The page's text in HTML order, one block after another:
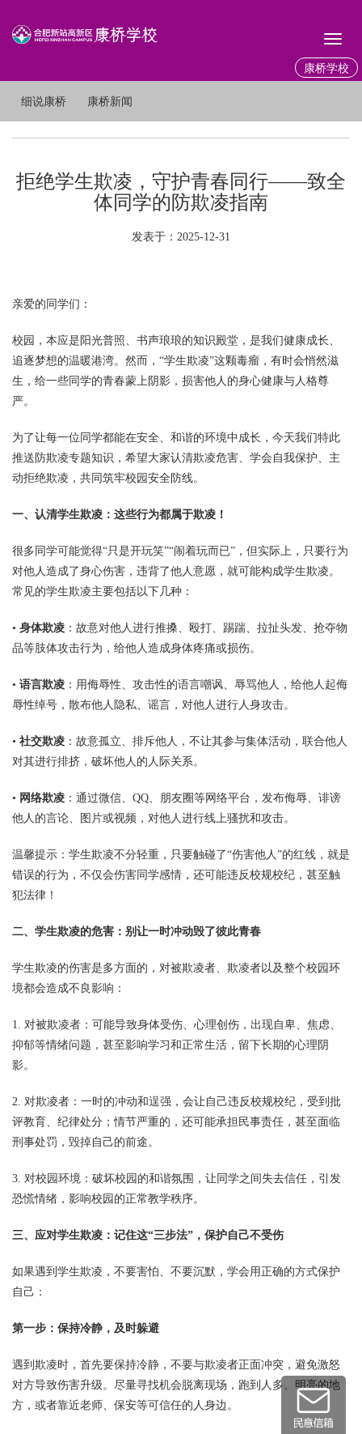
康桥学校
细说康桥 康桥新闻
拒绝学生欺凌，守护青春同行——致全
体同学的防欺凌指南
发表于：2025-12-31
亲爱的同学们：
校园，本应是阳光普照、书声琅琅的知识殿堂，是我们健康成长、
追逐梦想的温暖港湾。然而，“学生欺凌”这颗毒瘤，有时会悄然滋
生，给一些同学的青春蒙上阴影，损害他人的身心健康与人格尊
严。
为了让每一位同学都能在安全、和谐的环境中成长，今天我们特此
推送防欺凌专题知识，希望大家认清欺凌危害、学会自我保护、主
动拒绝欺凌，共同筑牢校园安全防线。
一、认清学生欺凌：这些行为都属于欺凌！
很多同学可能觉得“只是开玩笑”“闹着玩而已”，但实际上，只要行为
对他人造成了身心伤害，违背了他人意愿，就可能构成学生欺凌。
常见的学生欺凌主要包括以下几种：
• 身体欺凌 ：故意对他人进行推搡、殴打、踢踹、拉扯头发、抢夺物
品等肢体攻击行为，给他人造成身体疼痛或损伤。
• 语言欺凌 ：用侮辱性、攻击性的语言嘲讽、辱骂他人，给他人起侮
辱性绰号，散布他人隐私、谣言，对他人进行人身攻击。
• 社交欺凌 ：故意孤立、排斥他人，不让其参与集体活动，联合他人
对其进行排挤，破坏他人的人际关系。
• 网络欺凌 ：通过微信、QQ、朋友圈等网络平台，发布侮辱、诽谤
他人的言论、图片或视频，对他人进行线上骚扰和攻击。
温馨提示：学生欺凌不分轻重，只要触碰了“伤害他人”的红线，就是
错误的行为，不仅会伤害同学感情，还可能违反校规校纪，甚至触
犯法律！
二、学生欺凌的危害：别让一时冲动毁了彼此青春
学生欺凌的伤害是多方面的，对被欺凌者、欺凌者以及整个校园环
境都会造成不良影响：
1. 对被欺凌者：可能导致身体受伤、心理创伤，出现自卑、焦虑、
抑郁等情绪问题，甚至影响学习和正常生活，留下长期的心理阴
影。
2. 对欺凌者：一时的冲动和逞强，会让自己违反校规校纪，受到批
评教育、纪律处分；情节严重的，还可能承担民事责任，甚至面临
刑事处罚，毁掉自己的前途。
3. 对校园环境：破坏校园的和谐氛围，让同学之间失去信任，引发
恐慌情绪，影响校园的正常教学秩序。
三、应对学生欺凌：记住这“三步法”，保护自己不受伤
如果遇到学生欺凌，不要害怕、不要沉默，学会用正确的方式保护
自己：
第一步：保持冷静，及时躲避
遇到欺凌时，首先要保持冷静，不要与欺凌者正面冲突，避免激怒
对方导致伤害升级。尽量寻找机会脱离现场，跑到人多、明亮的地
方，或者靠近老师、保安等可信任的人身边。